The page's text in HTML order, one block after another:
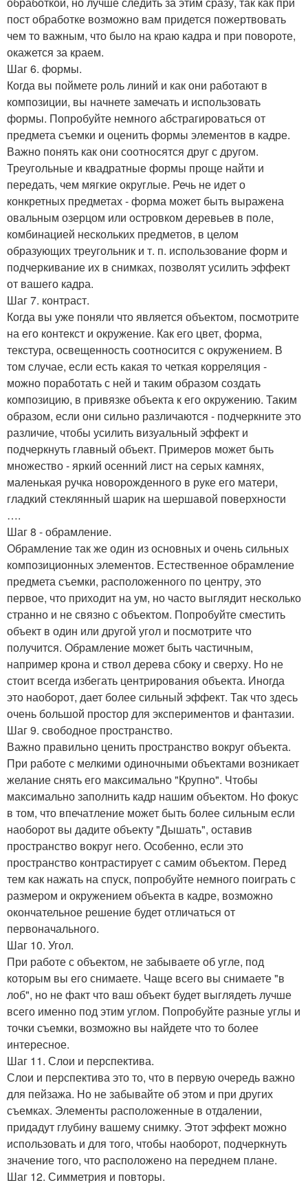
пост обработке возможно вам придется пожертвовать
чем то важным, что было на краю кадра и при повороте,
окажется за краем.
Шаг 6. формы.
Когда вы поймете роль линий и как они работают в
композиции, вы начнете замечать и использовать
формы. Попробуйте немного абстрагироваться от
предмета съемки и оценить формы элементов в кадре.
Важно понять как они соотносятся друг с другом.
Треугольные и квадратные формы проще найти и
передать, чем мягкие округлые. Речь не идет о
конкретных предметах - форма может быть выражена
овальным озерцом или островком деревьев в поле,
комбинацией нескольких предметов, в целом
образующих треугольник и т. п. использование форм и
подчеркивание их в снимках, позволят усилить эффект
от вашего кадра.
Шаг 7. контраст.
Когда вы уже поняли что является объектом, посмотрите
на его контекст и окружение. Как его цвет, форма,
текстура, освещенность соотносится с окружением. В
том случае, если есть какая то четкая корреляция -
можно поработать с ней и таким образом создать
композицию, в привязке объекта к его окружению. Таким
образом, если они сильно различаются - подчеркните это
различие, чтобы усилить визуальный эффект и
подчеркнуть главный объект. Примеров может быть
множество - яркий осенний лист на серых камнях,
маленькая ручка новорожденного в руке его матери,
гладкий стеклянный шарик на шершавой поверхности
….
Шаг 8 - обрамление.
Обрамление так же один из основных и очень сильных
композиционных элементов. Естественное обрамление
предмета съемки, расположенного по центру, это
первое, что приходит на ум, но часто выглядит несколько
странно и не связно с объектом. Попробуйте сместить
объект в один или другой угол и посмотрите что
получится. Обрамление может быть частичным,
например крона и ствол дерева сбоку и сверху. Но не
стоит всегда избегать центрирования объекта. Иногда
это наоборот, дает более сильный эффект. Так что здесь
очень большой простор для экспериментов и фантазии.
Шаг 9. свободное пространство.
Важно правильно ценить пространство вокруг объекта.
При работе с мелкими одиночными объектами возникает
желание снять его максимально "Крупно". Чтобы
максимально заполнить кадр нашим объектом. Но фокус
в том, что впечатление может быть более сильным если
наоборот вы дадите объекту "Дышать", оставив
пространство вокруг него. Особенно, если это
пространство контрастирует с самим объектом. Перед
тем как нажать на спуск, попробуйте немного поиграть с
размером и окружением объекта в кадре, возможно
окончательное решение будет отличаться от
первоначального.
Шаг 10. Угол.
При работе с объектом, не забываете об угле, под
которым вы его снимаете. Чаще всего вы снимаете "в
лоб", но не факт что ваш объект будет выглядеть лучше
всего именно под этим углом. Попробуйте разные углы и
точки съемки, возможно вы найдете что то более
интересное.
Шаг 11. Слои и перспектива.
Слои и перспектива это то, что в первую очередь важно
для пейзажа. Но не забывайте об этом и при других
съемках. Элементы расположенные в отдалении,
придадут глубину вашему снимку. Этот эффект можно
использовать и для того, чтобы наоборот, подчеркнуть
значение того, что расположено на переднем плане.
Шаг 12. Симметрия и повторы.